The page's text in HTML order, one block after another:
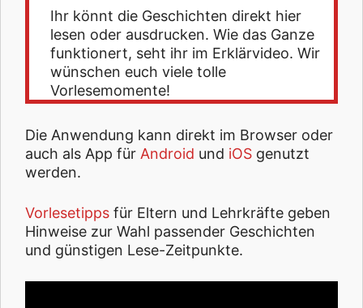
Ihr könnt die Geschichten direkt hier
lesen oder ausdrucken. Wie das Ganze
funktionert, seht ihr im Erklärvideo. Wir
wünschen euch viele tolle
Vorlesemomente!
Die Anwendung kann direkt im Browser oder
auch als App für Android und iOS genutzt
werden.
Vorlesetipps für Eltern und Lehrkräfte geben
Hinweise zur Wahl passender Geschichten
und günstigen Lese-Zeitpunkte.